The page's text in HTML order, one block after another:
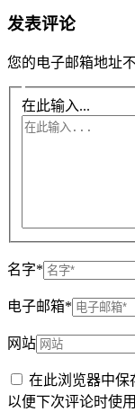
发表评论
您的电子邮箱地址
在此输入...
名字*
电子邮箱*
网站
在此浏览器中保
以便下次评论时使用